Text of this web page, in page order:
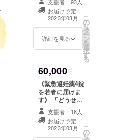
若者の行動変容
に関する活動報
ら、その子が中
高校生になる前
に、つらい思い
をする前に、そ
の子たちが安全
に暮らせる社会
にしていきませ
内容 ①1年後
メールでの #わ
たしたちの緊急
避妊薬 に関する
活動報告(処方人
数や連携団体か
らの報告など) ②
毎月1~2回のソ
ウレッジのメー
性が自己責任と
されてしまう構
造を、みなさん
と一緒に変えて
いけることに希
ターン内容 ①1
年後メールでの
#わたしたちの緊
急避妊薬 に関す
る活動報告(処方
人数や連携団体
からの報告など)
②毎月1~2回の
ソウレッジの
お届け予定：
2023年03月
詳細を見る
こ
の
リ
タ
ー
ン
を
選
択
す
る
60,000円
《緊急避妊薬4錠
を若者に届けま
す》 「どうせ自
分のことを大切
に思ってくれる
人なんていな
い。ピルも親に
支援者：18人
お届け予定：
2023年03月
こ
の
リ